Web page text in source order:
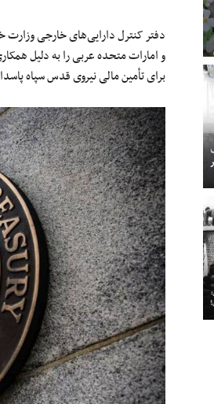
و امارات متحده عربی را به دلیل
برای تأمین مالی نیروی قدس سپاه